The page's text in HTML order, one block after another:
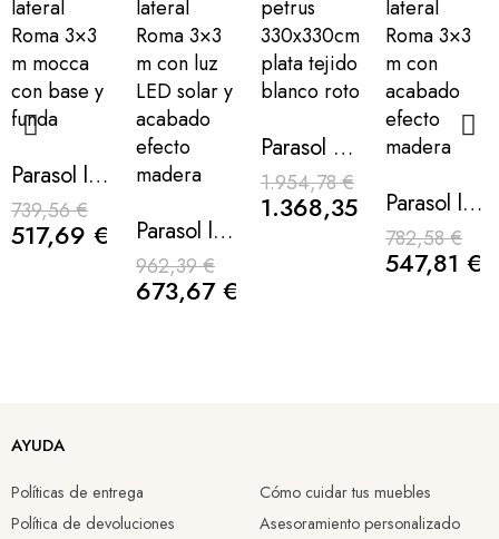
Parasol lateral Roma 3×3 m mocca con base y funda
739,56 €
517,69 € Parasol lateral Roma 3×3 m con luz LED solar y acabado efecto madera
962,39 €
673,67 €
Parasol petrus 330x330cm plata tejido blanco roto
1.954,78 €
1.368,35 € Parasol lateral Roma 3×3 m con acabado efecto madera
782,58 €
547,81 €
916,86 €
641,80 €
739,56 €
517,69 €
740,67 €
518,47 €
740,67 €
518,47 €
AYUDA
Políticas de entrega
Política de devoluciones
Cómo cuidar tus muebles
Asesoramiento personalizado